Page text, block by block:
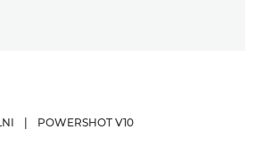
POWERSHOT V10